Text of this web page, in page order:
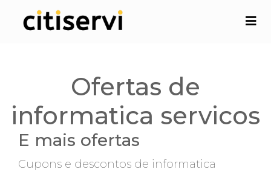
Ofertas de
informatica servicos
E mais ofertas
Cupons e descontos de informatica